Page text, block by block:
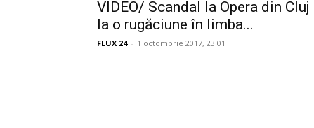
VIDEO/ Scandal la Opera din Cluj
la o rugăciune în limba...
FLUX 24 - 1 octombrie 2017, 23:01